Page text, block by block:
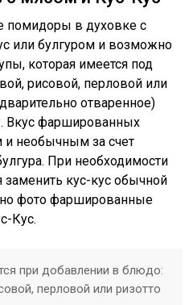
помидоры в духовке с
или булгуром и возможно
которая имеется под
рисовой, перловой или
отваренное)
Вкус фаршированных
и необычным за счет
При необходимости
кус-кус обычной
фото фаршированные
Кус.
при добавлении в блюдо:
перловой или ризотто